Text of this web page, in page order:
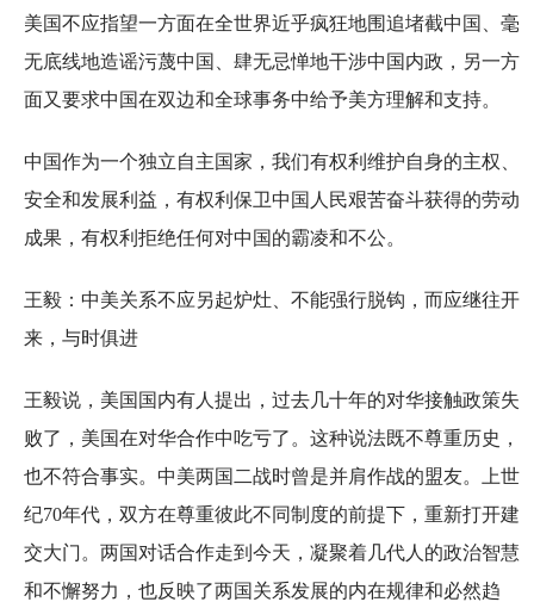
美国不应指望一方面在全世界近乎疯狂地围追堵截中国、毫
无底线地造谣污蔑中国、肆无忌惮地干涉中国内政，另一方
面又要求中国在双边和全球事务中给予美方理解和支持。
中国作为一个独立自主国家，我们有权利维护自身的主权、
安全和发展利益，有权利保卫中国人民艰苦奋斗获得的劳动
成果，有权利拒绝任何对中国的霸凌和不公。
王毅：中美关系不应另起炉灶、不能强行脱钩，而应继往开
来，与时俱进
王毅说，美国国内有人提出，过去几十年的对华接触政策失
败了，美国在对华合作中吃亏了。这种说法既不尊重历史，
也不符合事实。中美两国二战时曾是并肩作战的盟友。上世
纪70年代，双方在尊重彼此不同制度的前提下，重新打开建
交大门。两国对话合作走到今天，凝聚着几代人的政治智慧
和不懈努力，也反映了两国关系发展的内在规律和必然趋